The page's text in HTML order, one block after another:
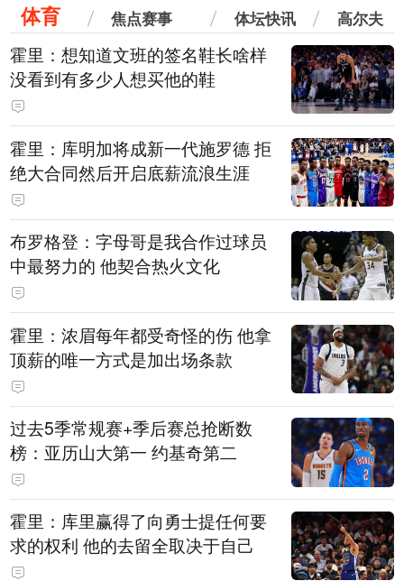
体育 焦点赛事 体坛快讯 高尔夫
霍里：想知道文班的签名鞋长啥样
没看到有多少人想买他的鞋
霍里：库明加将成新一代施罗德 拒
绝大合同然后开启底薪流浪生涯
布罗格登：字母哥是我合作过球员
中最努力的 他契合热火文化
霍里：浓眉每年都受奇怪的伤 他拿
顶薪的唯一方式是加出场条款
过去5季常规赛+季后赛总抢断数
榜：亚历山大第一 约基奇第二
霍里：库里赢得了向勇士提任何要
求的权利 他的去留全取决于自己